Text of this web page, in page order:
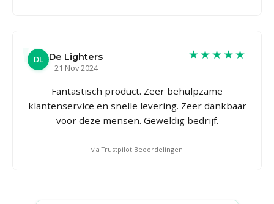
DL De Lighters
21 Nov 2024
★★★★★
Fantastisch product. Zeer behulpzame
klantenservice en snelle levering. Zeer dankbaar
voor deze mensen. Geweldig bedrijf.
via Trustpilot Beoordelingen